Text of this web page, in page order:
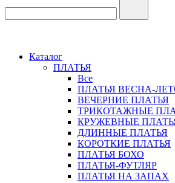
Каталог
ПЛАТЬЯ
Все
ПЛАТЬЯ ВЕСНА-
ВЕЧЕРНИЕ ПЛАТЬЯ
ТРИКОТАЖНЫЕ
КРУЖЕВНЫЕ
ДЛИННЫЕ ПЛАТЬЯ
КОРОТКИЕ ПЛАТЬЯ
ПЛАТЬЯ БОХО
ПЛАТЬЯ-ФУТЛЯР
ПЛАТЬЯ НА ЗАПАХ